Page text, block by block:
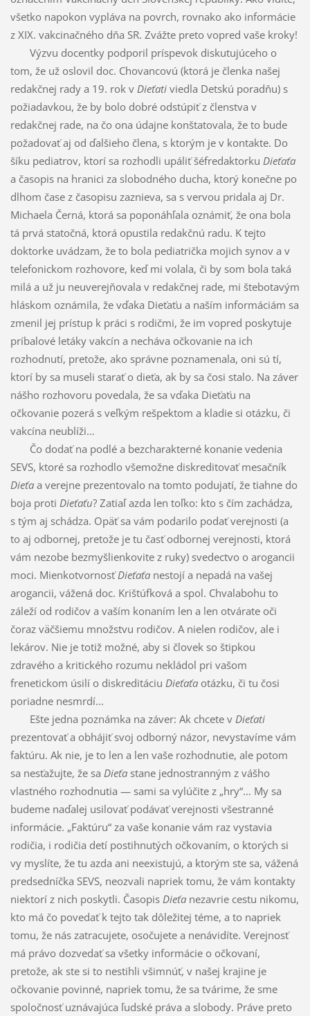
všetko napokon vypláva na povrch, rovnako ako informácie
z XIX. vakcinačného dňa SR. Zvážte preto vopred vaše kroky!
Výzvu docentky podporil príspevok diskutujúceho o
tom, že už oslovil doc. Chovancovú (ktorá je členka našej
redakčnej rady a 19. rok v Dieťativiedla Detskú poradňu) s
požiadavkou, že by bolo dobré odstúpiť z členstva v
redakčnej rade, na čo ona údajne konštatovala, že to bude
požadovať aj od ďalšieho člena, s ktorým je v kontakte. Do
šíku pediatrov, ktorí sa rozhodli upáliť šéfredaktorku Dieťaťa
a časopis na hranici za slobodného ducha, ktorý konečne po
dlhom čase z časopisu zaznieva, sa s vervou pridala aj Dr.
Michaela Černá, ktorá sa poponáhľala oznámiť, že ona bola
tá prvá statočná, ktorá opustila redakčnú radu. K tejto
doktorke uvádzam, že to bola pediatrička mojich synov a v
telefonickom rozhovore, keď mi volala, či by som bola taká
milá a už ju neuverejňovala v redakčnej rade, mi štebotavým
hláskom oznámila, že vďaka Dieťaťu a naším informáciám sa
zmenil jej prístup k práci s rodičmi, že im vopred poskytuje
príbalové letáky vakcín a necháva očkovanie na ich
rozhodnutí, pretože, ako správne poznamenala, oni sú tí,
ktorí by sa museli starať o dieťa, ak by sa čosi stalo. Na záver
nášho rozhovoru povedala, že sa vďaka Dieťaťu na
očkovanie pozerá s veľkým rešpektom a kladie si otázku, či
vakcína neublíži…
Čo dodať na podlé a bezcharakterné konanie vedenia
SEVS, ktoré sa rozhodlo všemožne diskreditovať mesačník
Dieťaa verejne prezentovalo na tomto podujatí, že tiahne do
boja proti Dieťaťu? Zatiaľ azda len toľko: kto s čím zachádza,
s tým aj schádza. Opäť sa vám podarilo podať verejnosti (a
to aj odbornej, pretože je tu časť odbornej verejnosti, ktorá
vám nezobe bezmyšlienkovite z ruky) svedectvo o arogancii
moci. MienkotvornosťDieťaťanestojí a nepadá na vašej
arogancii, vážená doc. Krištúfková a spol. Chvalabohu to
záleží od rodičov a vaším konaním len a len otvárate oči
čoraz väčšiemu množstvu rodičov. A nielen rodičov, ale i
lekárov. Nie je totiž možné, aby si človek so štipkou
zdravého a kritického rozumu nekládol pri vašom
frenetickom úsilí o diskreditáciu Dieťaťaotázku, či tu čosi
poriadne nesmrdí...
Ešte jedna poznámka na záver: Ak chcete v Dieťati
prezentovať a obhájiť svoj odborný názor, nevystavíme vám
faktúru. Ak nie, je to len a len vaše rozhodnutie, ale potom
sa nesťažujte, že sa Dieťastane jednostranným z vášho
vlastného rozhodnutia — sami sa vylúčite z „hry“… My sa
budeme naďalej usilovať podávať verejnosti všestranné
informácie. „Faktúru“ za vaše konanie vám raz vystavia
rodičia, i rodičia detí postihnutých očkovaním, o ktorých si
vy myslíte, že tu azda ani neexistujú, a ktorým ste sa, vážená
predsedníčka SEVS, neozvali napriek tomu, že vám kontakty
niektorí z nich poskytli. Časopis Dieťanezavrie cestu nikomu,
kto má čo povedať k tejto tak dôležitej téme, a to napriek
tomu, že nás zatracujete, osočujete a nenávidíte. Verejnosť
má právo dozvedať sa všetky informácie o očkovaní,
pretože, ak ste si to nestihli všimnúť, v našej krajine je
očkovanie povinné, napriek tomu, že sa tvárime, že sme
spoločnosť uznávajúca ľudské práva a slobody. Práve preto